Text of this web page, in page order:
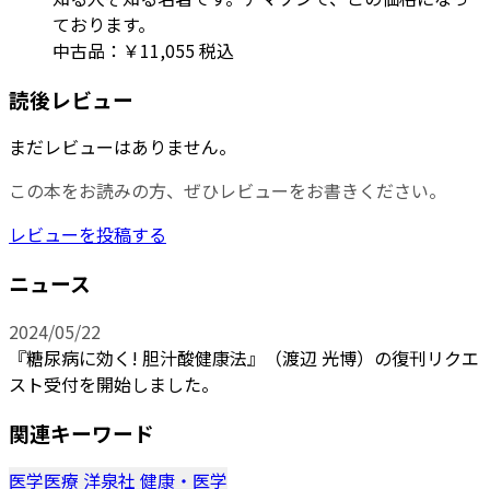
ております。
中古品：￥11,055 税込
読後レビュー
まだレビューはありません。
この本をお読みの方、ぜひレビューをお書きください。
レビューを投稿する
ニュース
2024/05/22
『糖尿病に効く! 胆汁酸健康法』（渡辺 光博）の復刊リクエ
スト受付を開始しました。
関連キーワード
医学医療 洋泉社 健康・医学